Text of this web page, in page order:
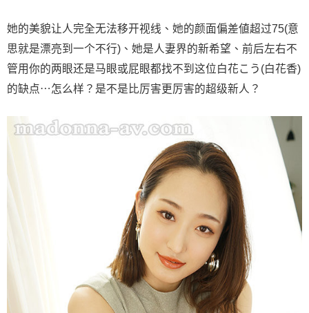
她的美貌让人完全无法移开视线、她的颜面偏差値超过75(意
思就是漂亮到一个不行)、她是人妻界的新希望、前后左右不
管用你的两眼还是马眼或屁眼都找不到这位白花こう(白花香)
的缺点⋯怎么样？是不是比厉害更厉害的超级新人？